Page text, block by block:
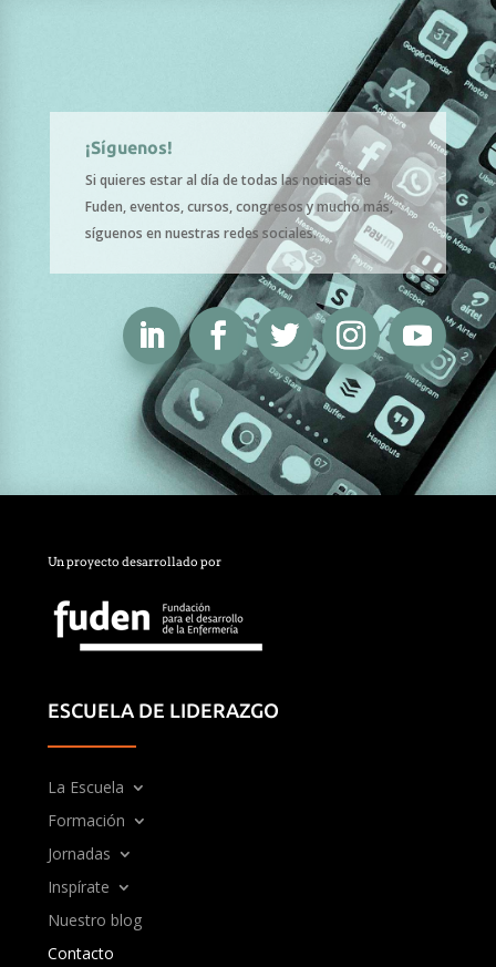
¡Síguenos!
Si quieres estar al día de todas las noticias de
Fuden, eventos, cursos, congresos y mucho más,
síguenos en nuestras redes sociales.
Un proyecto desarrollado por
ESCUELA DE LIDERAZGO
La Escuela
Formación
Jornadas
Inspírate
Nuestro blog
Contacto